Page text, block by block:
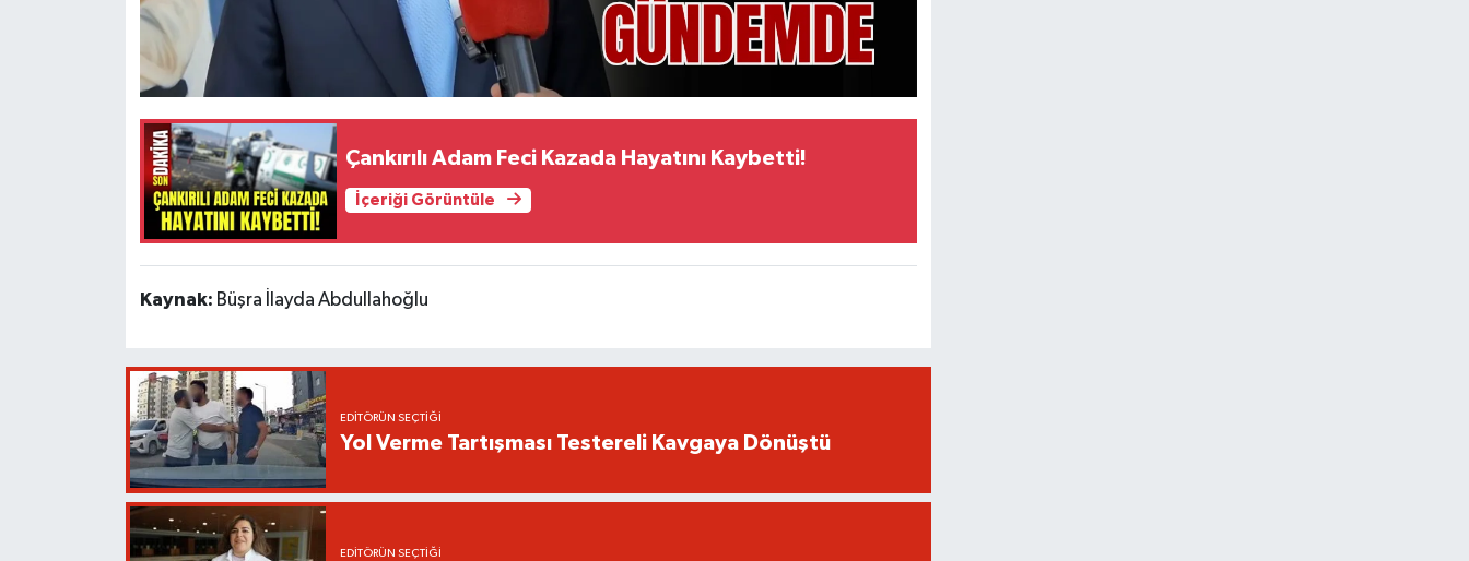
Çankırılı Adam Feci Kazada Hayatını Kaybetti!
İçeriği Görüntüle
Kaynak: Büşra İlayda Abdullahoğlu
EDITÖRÜN SEÇTIĞI
Yol Verme Tartışması Testereli Kavgaya Dönüştü
EDITÖRÜN SEÇTIĞI